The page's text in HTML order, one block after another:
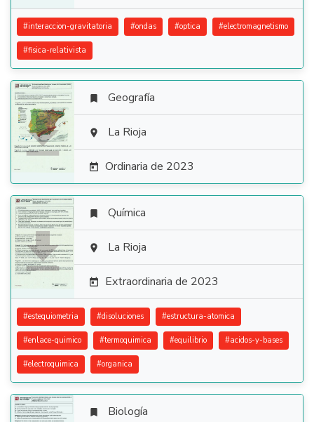
#interaccion-gravitatoria #ondas #optica #electromagnetismo
#fisica-relativista

 Geografía
 La Rioja
 Ordinaria de 2023

 Química
 La Rioja
 Extraordinaria de 2023
#estequiometria #disoluciones #estructura-atomica
#enlace-quimico #termoquimica #equilibrio #acidos-y-bases
#electroquimica #organica
 Biología